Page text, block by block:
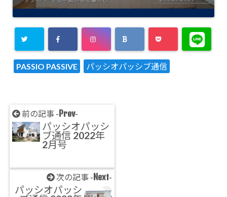
PASSIO PASSIVE パッシオパッシブ通信
前の記事 - Prev-
パッシオパッシ
ブ通信 2022年
2月号
次の記事 - Next-
パッシオパッシ